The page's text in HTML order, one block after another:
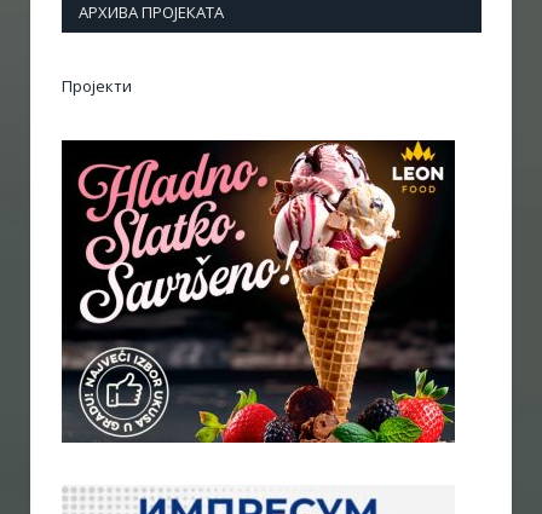
АРХИВА ПРОЈЕКАТА
Пројекти